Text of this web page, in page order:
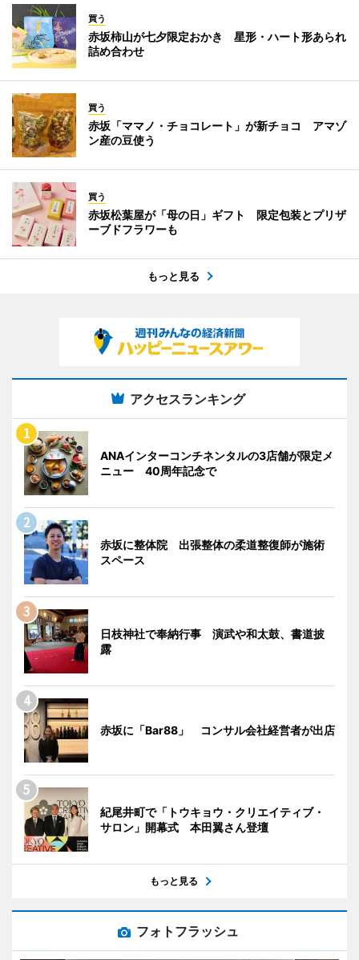
買う
赤坂柿山が七夕限定おかき 星形・ハート形あられ
詰め合わせ
買う
赤坂「ママノ・チョコレート」が新チョコ アマゾ
ン産の豆使う
買う
赤坂松葉屋が「母の日」ギフト 限定包装とプリザ
ーブドフラワーも
もっと見る
アクセスランキング
ANAインターコンチネンタルの3店舗が限定メ
ニュー 40周年記念で
赤坂に整体院 出張整体の柔道整復師が施術
スペース
日枝神社で奉納行事 演武や和太鼓、書道披
露
赤坂に「Bar88」 コンサル会社経営者が出店
紀尾井町で「トウキョウ・クリエイティブ・
サロン」開幕式 本田翼さん登壇
もっと見る
フォトフラッシュ